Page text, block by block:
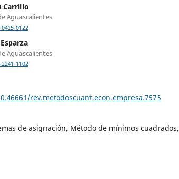
Carrillo
Aguascalientes
0122
Aguascalientes
1102
rev.metodoscuant.econ.empresa.7575
de asignación, Método de mínimos cuadrados,